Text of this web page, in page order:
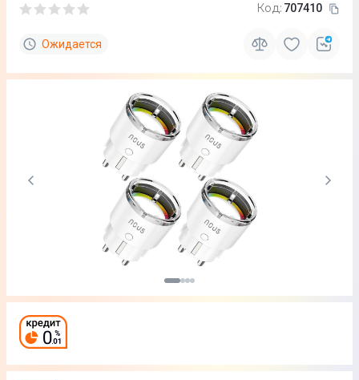
Код: 707410
Ожидается